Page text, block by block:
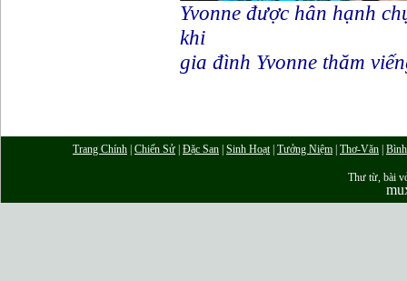
Yvonne được hân hạnh
khi
gia đình Yvonne thăm
Trang Chính Chiến Sử Đặc San Sinh Hoạt| Tưởng Niệm Thơ-Văn
Thư từ, bài